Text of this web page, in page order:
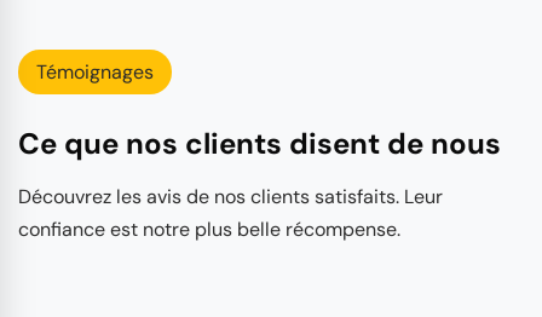
Témoignages
Ce que nos clients disent de nous
Découvrez les avis de nos clients satisfaits. Leur
confiance est notre plus belle récompense.